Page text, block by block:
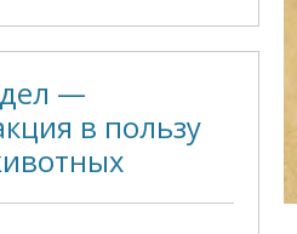
—
в пользу